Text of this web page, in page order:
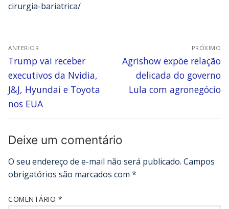
cirurgia-bariatrica/
ANTERIOR
Trump vai receber
executivos da Nvidia,
J&J, Hyundai e Toyota
nos EUA
PRÓXIMO
Agrishow expõe relação
delicada do governo
Lula com agronegócio
Deixe um comentário
O seu endereço de e-mail não será publicado. Campos
obrigatórios são marcados com *
COMENTÁRIO *